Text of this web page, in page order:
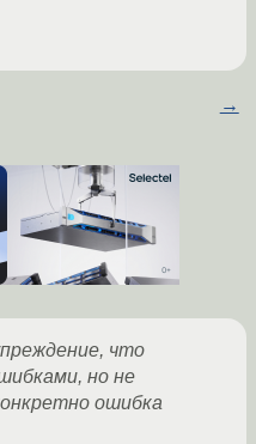
→
что
но не
ошибка